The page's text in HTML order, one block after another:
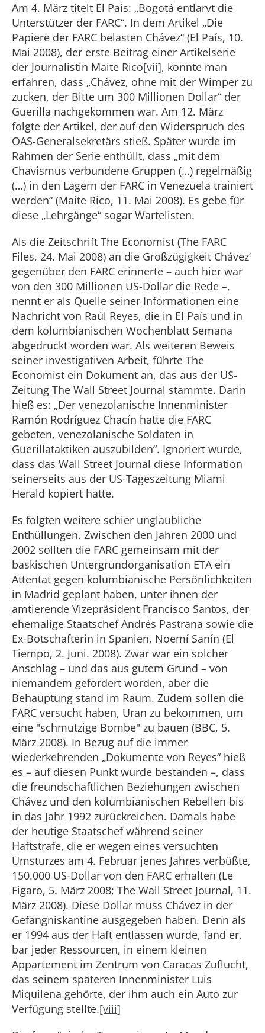
Am 4. März titelt El País: „Bogotá entlarvt die
Unterstützer der FARC“. In dem Artikel „Die
Papiere der FARC belasten Chávez“ (El País, 10.
Mai 2008), der erste Beitrag einer Artikelserie
der Journalistin Maite Rico[vii], konnte man
erfahren, dass „Chávez, ohne mit der Wimper zu
zucken, der Bitte um 300 Millionen Dollar“ der
Guerilla nachgekommen war. Am 12. März
folgte der Artikel, der auf den Widerspruch des
OAS-Generalsekretärs stieß. Später wurde im
Rahmen der Serie enthüllt, dass „mit dem
Chavismus verbundene Gruppen (…) regelmäßig
(…) in den Lagern der FARC in Venezuela trainiert
werden“ (Maite Rico, 11. Mai 2008). Es gebe für
diese „Lehrgänge“ sogar Wartelisten.
Als die Zeitschrift The Economist (The FARC
Files, 24. Mai 2008) an die Großzügigkeit Chávez‘
gegenüber den FARC erinnerte – auch hier war
von den 300 Millionen US-Dollar die Rede –,
nennt er als Quelle seiner Informationen eine
Nachricht von Raúl Reyes, die in El País und in
dem kolumbianischen Wochenblatt Semana
abgedruckt worden war. Als weiteren Beweis
seiner investigativen Arbeit, führte The
Economist ein Dokument an, das aus der US-
Zeitung The Wall Street Journal stammte. Darin
hieß es: „Der venezolanische Innenminister
Ramón Rodríguez Chacín hatte die FARC
gebeten, venezolanische Soldaten in
Guerillataktiken auszubilden“. Ignoriert wurde,
dass das Wall Street Journal diese Information
seinerseits aus der US-Tageszeitung Miami
Herald kopiert hatte.
Es folgten weitere schier unglaubliche
Enthüllungen. Zwischen den Jahren 2000 und
2002 sollten die FARC gemeinsam mit der
baskischen Untergrundorganisation ETA ein
Attentat gegen kolumbianische Persönlichkeiten
in Madrid geplant haben, unter ihnen der
amtierende Vizepräsident Francisco Santos, der
ehemalige Staatschef Andrés Pastrana sowie die
Ex-Botschafterin in Spanien, Noemí Sanín (El
Tiempo, 2. Juni. 2008). Zwar war ein solcher
Anschlag – und das aus gutem Grund – von
niemandem gefordert worden, aber die
Behauptung stand im Raum. Zudem sollen die
FARC versucht haben, Uran zu bekommen, um
eine "schmutzige Bombe" zu bauen (BBC, 5.
März 2008). In Bezug auf die immer
wiederkehrenden „Dokumente von Reyes“ hieß
es – auf diesen Punkt wurde bestanden –, dass
die freundschaftlichen Beziehungen zwischen
Chávez und den kolumbianischen Rebellen bis
in das Jahr 1992 zurückreichen. Damals habe
der heutige Staatschef während seiner
Haftstrafe, die er wegen eines versuchten
Umsturzes am 4. Februar jenes Jahres verbüßte,
150.000 US-Dollar von den FARC erhalten (Le
Figaro, 5. März 2008; The Wall Street Journal, 11.
März 2008). Diese Dollar muss Chávez in der
Gefängniskantine ausgegeben haben. Denn als
er 1994 aus der Haft entlassen wurde, fand er,
bar jeder Ressourcen, in einem kleinen
Appartement im Zentrum von Caracas Zuflucht,
das seinem späteren Innenminister Luis
Miquilena gehörte, der ihm auch ein Auto zur
Verfügung stellte.[viii]